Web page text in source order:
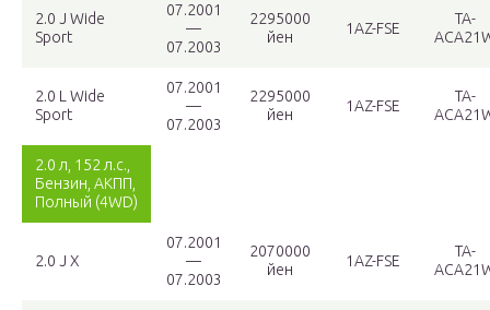
2.0 J Wide
Sport
07.2001
—
07.2003
2295000
йен
1AZ-FSE
TA-
2.0 L Wide
Sport
07.2001
—
07.2003
2295000
йен
1AZ-FSE
TA-
2.0 л, 152 л.с.,
Бензин, АКПП,
Полный (4WD)
2.0 J X
07.2001
—
07.2003
2070000
йен
1AZ-FSE
TA-